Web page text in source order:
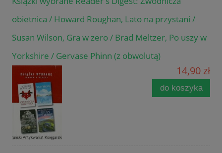
obietnica / Howard Roughan, Lato na przystani /
Susan Wilson, Gra w zero / Brad Meltzer, Po uszy w
Yorkshire / Gervase Phinn (z obwolutą)
14,90 zł
do koszyka